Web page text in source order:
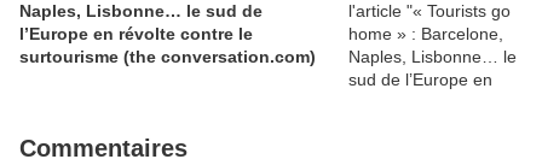
Naples, Lisbonne… le sud de
l’Europe en révolte contre le
surtourisme (the conversation.com)
Commentaires